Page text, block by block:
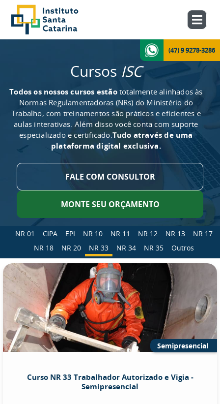
(47) 9 9278-3286
Cursos ISC
Todos os nossos cursos estãototalmente alinhados às
Normas Regulamentadoras (NRs) do Ministério do
Trabalho, com treinamentos são práticos e eficientes e
aulas interativas. Além disso você conta com suporte
especializado e certificado.Tudo através de uma
plataforma digital exclusiva.
FALE COM CONSULTOR
MONTE SEU ORÇAMENTO
NR 01 CIPA EPI NR 10 NR 11 NR 12 NR 13
NR 17
NR 18
NR 20 NR 33 NR 34 NR 35 Outros
Semipresencial
Curso NR 33 Trabalhador Autorizado e Vigia -
Semipresencial